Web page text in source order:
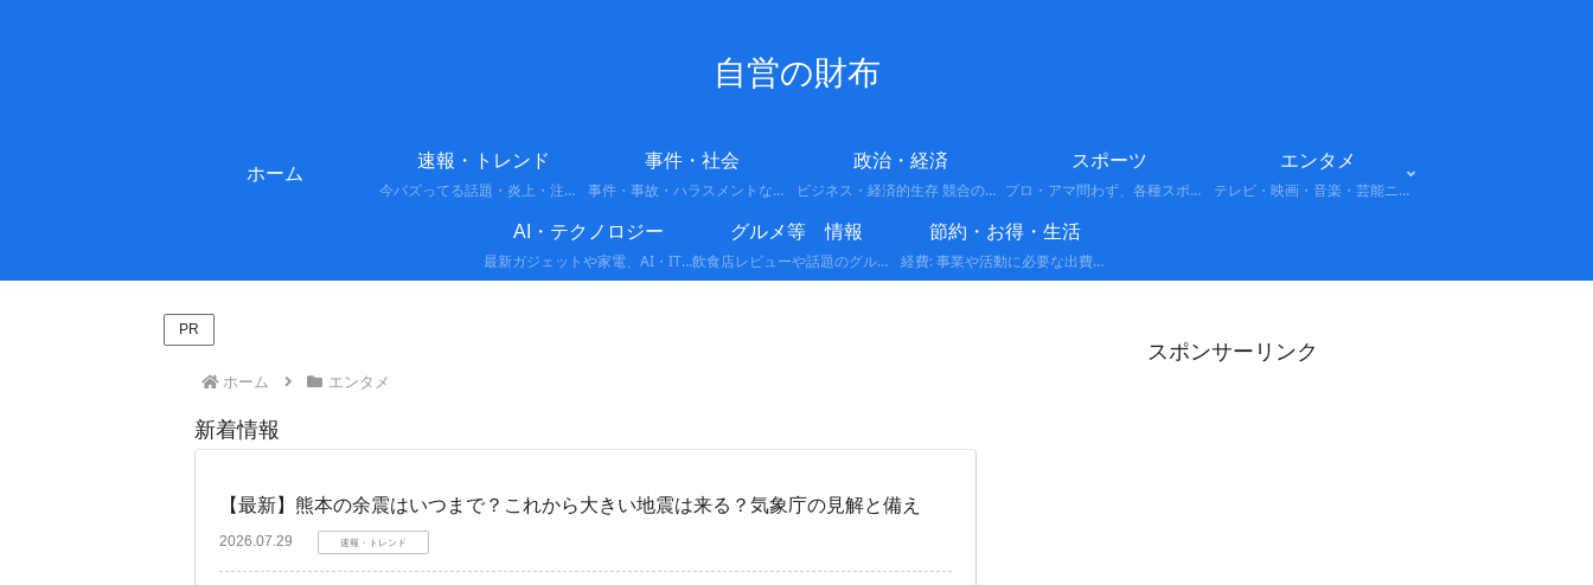
自営の財布
ホーム
速報・トレンド
今バズってる話題・炎上・注意喚起
事件・社会
事件・事故・ハラスメントなどの最新情報や背景をわかりやすくまとめています。
政治・経済
ビジネス・経済的生存 競合の多い市場で生き残るための戦略です。 差別化: 他者がやっていない独自の強みを作る。 ランチェスター戦略: 弱者が強者に勝つための局地戦の展開。 副業・複業: 収入源を分散させ、リスクを回避する。
スポーツ
プロ・アマ問わず、各種スポーツの試合結果や選手情報、話題のニュースをまとめています。注目大会やトレンドもわかりやすく解説します。
エンタメ
テレビ・映画・音楽・芸能ニュースなど、話題のエンターテインメント情報をまとめています。最新トレンドや注目人物、注目作品をわかりやすく解説します。
AI・テクノロジー
最新ガジェットや家電、AI・IT関連など、テクノロジーに関する情報をまとめています。便利な製品レビューや活用方法、注目の最新トレンドをわかりやすく解説します。
グルメ等 情報
飲食店レビューや話題のグルメ情報、新商品・限定メニューなど、食に関する情報をわかりやすくまとめています。実際に体験した感想やおすすめポイントも紹介します。
節約・お得・生活
経費: 事業や活動に必要な出費を正しく計上し、所得を適切に圧縮する考え方。 節税: 法律の範囲内で税負担を軽減する具体的なテクニック（控除の活用、制度の利用など）。 保険: 万が一のリスクに備えつつ、副次的な節税効果や資産形成を狙う戦略。
PR
ホーム エンタメ
新着情報
【最新】熊本の余震はいつまで？これから大きい地震は来る？気象庁の見解と備え
2026.07.29 速報・トレンド
スポンサーリンク